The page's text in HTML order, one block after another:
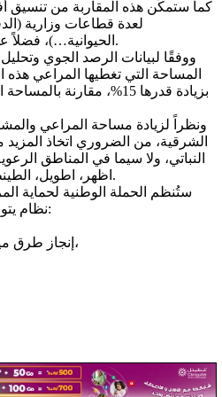
ﻛﻤﺎ ﺳﺘﻤﻜّﻦ ﻫﺬه اﻟﻤﻘﺎرﺑﺔ ﻣﻦ ﺗﻨﺴﻴﻖ
ﻟﻌﺪة ﻗﻄﺎﻋﺎت وزارﻳﺔ
اﻟﺤﻴﻮاﻧﻴﺔ…)، ﻓﻀﻼً ﻋﻦ ﻣﺘﺎﺑﻌﺔ ﻋﻦ ﻛﺜﺐ أﻛﺜﺮ ﻓﻌﺎﻟﻴﺔ.
ووﻓﻘًﺎ ﻟﺒﻴﺎﻧﺎت اﻟﺮﺻﺪ اﻟﺠﻮي
ﺑﺰﻳﺎدة ﻗﺪرﻫﺎ 15%، ﻣﻘﺎرﻧﺔ
وﻧﻈﺮاً ﻟﺰﻳﺎدة ﻣﺴﺎﺣﺔ اﻟﻤﺮاﻋﻲ
اﻟﺸﺮﻗﻴﺔ، ﻣﻦ اﻟﻀﺮوري اﺗﺨﺎذ
اﻟﻨﺒﺎﺗﻲ، وﻻ ﺳﻴﻤﺎ ﻓﻲ اﻟﻤﻨﺎﻃﻖ
اﻇﻬﺮ، اﻃﻮﻳﻞ، اﻟﻄﻴﻨﻄﺎن، وﻟﺪ ﻳﻨﺞ، ﻣﻨﻄﻘﺔ اﻟﻌﻄﻒ).
ﺳﺘُﻨﻈﻢ اﻟﺤﻤﻠﺔ اﻟﻮﻃﻨﻴﺔ ﻟﺤﻤﺎﻳﺔ
ﻧﻈﺎم ﻳﺘﻮزع إﻟﻰ ﺧﻤﺲ ﻣﻜﻮّﻧﺎت رﺋﻴﺴﻴﺔ:
2 – إﻧﺠﺎز ﻃﺮق ﻣﻴﻜﺎﻧﻴﻜﻴﺔ واﻗﻴﺔ ﻣﻦ اﻟﺤﺮاﺋﻖ،